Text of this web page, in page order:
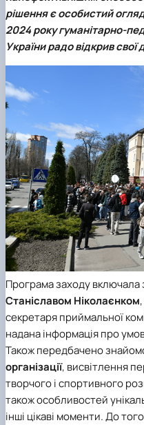
Кафедра
Кафедра
комунікації
Кафедра
рішення є особистий
2024 року гуманітарно-
України радо відкрив свої
Програма заходу включала
Станіславом Ніколаєнком
секретаря приймальної
надана інформація про
Також передбачено
організації, висвітлення
творчого і спортивного
також особливостей
інші цікаві моменти. До